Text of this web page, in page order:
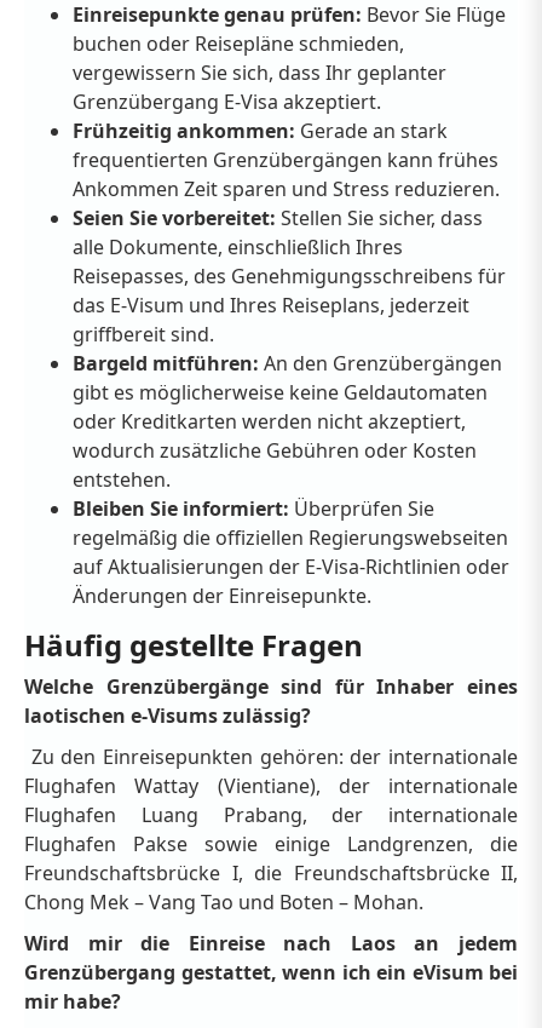
Einreisepunkte genau prüfen: Bevor Sie Flüge
buchen oder Reisepläne schmieden,
vergewissern Sie sich, dass Ihr geplanter
Grenzübergang E-Visa akzeptiert.
Frühzeitig ankommen: Gerade an stark
frequentierten Grenzübergängen kann frühes
Ankommen Zeit sparen und Stress reduzieren.
Seien Sie vorbereitet: Stellen Sie sicher, dass
alle Dokumente, einschließlich Ihres
Reisepasses, des Genehmigungsschreibens für
das E-Visum und Ihres Reiseplans, jederzeit
griffbereit sind.
Bargeld mitführen: An den Grenzübergängen
gibt es möglicherweise keine Geldautomaten
oder Kreditkarten werden nicht akzeptiert,
wodurch zusätzliche Gebühren oder Kosten
entstehen.
Bleiben Sie informiert: Überprüfen Sie
regelmäßig die offiziellen Regierungswebseiten
auf Aktualisierungen der E-Visa-Richtlinien oder
Änderungen der Einreisepunkte.
Häufig gestellte Fragen
Welche Grenzübergänge sind für Inhaber eines
laotischen e-Visums zulässig?
Zu den Einreisepunkten gehören: der internationale
Flughafen Wattay (Vientiane), der internationale
Flughafen Luang Prabang, der internationale
Flughafen Pakse sowie einige Landgrenzen, die
Freundschaftsbrücke I, die Freundschaftsbrücke II,
Chong Mek – Vang Tao und Boten – Mohan.
Wird mir die Einreise nach Laos an jedem
Grenzübergang gestattet, wenn ich ein eVisum bei
mir habe?